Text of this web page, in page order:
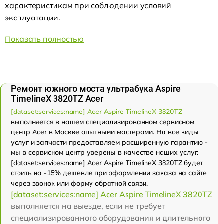
характеристикам при соблюдении условий
эксплуатации.
Показать полностью
Ремонт южного моста ультрабука Aspire
TimelineX 3820TZ Acer
[dataset:services:name] Acer Aspire TimelineX 3820TZ
выполняется в нашем специализированном сервисном
центр Acer в Москве опытными мастерами. На все виды
услуг и запчасти предоставляем расширенную гарантию -
мы в сервисном центр уверены в качестве наших услуг.
[dataset:services:name] Acer Aspire TimelineX 3820TZ будет
стоить на -15% дешевле при оформлении заказа на сайте
через звонок или форму обратной связи.
[dataset:services:name] Acer Aspire TimelineX 3820TZ
выполняется на выезде, если не требует
специализированного оборудования и длительного